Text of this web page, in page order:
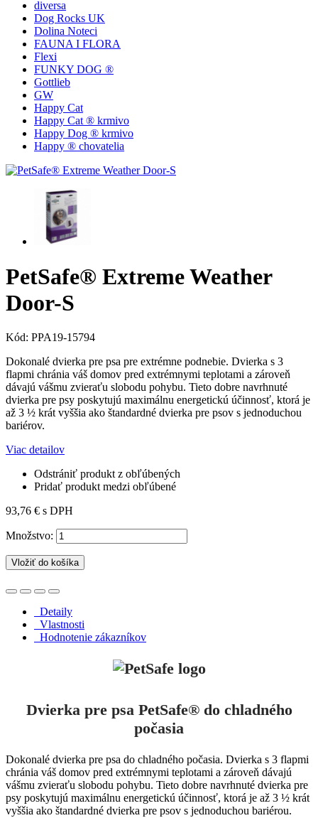
diversa
Dog Rocks UK
Dolina Noteci
FAUNA I FLORA
Flexi
FUNKY DOG ®
Gottlieb
GW
Happy Cat
Happy Cat ® krmivo
Happy Dog ® krmivo
Happy ® chovatelia
PetSafe® Extreme Weather
Door-S
Kód: PPA19-15794
Dokonalé dvierka pre psa pre extrémne podnebie. Dvierka s 3
flapmi chránia váš domov pred extrémnymi teplotami a zároveň
dávajú vášmu zvieraťu slobodu pohybu. Tieto dobre navrhnuté
dvierka pre psy poskytujú maximálnu energetickú účinnosť, ktorá je
až 3 ½ krát vyššia ako štandardné dvierka pre psov s jednoduchou
bariérov.
Viac detailov
Odstrániť produkt z obľúbených
Pridať produkt medzi obľúbené
93,76 € s DPH
Množstvo:
Vložiť do košíka
Detaily
Vlastnosti
Hodnotenie zákazníkov
Dvierka pre psa PetSafe® do chladného
počasia
Dokonalé dvierka pre psa do chladného počasia. Dvierka s 3 flapmi
chránia váš domov pred extrémnymi teplotami a zároveň dávajú
vášmu zvieraťu slobodu pohybu. Tieto dobre navrhnuté dvierka pre
psy poskytujú maximálnu energetickú účinnosť, ktorá je až 3 ½ krát
vyššia ako štandardné dvierka pre psov s jednoduchou bariérou.